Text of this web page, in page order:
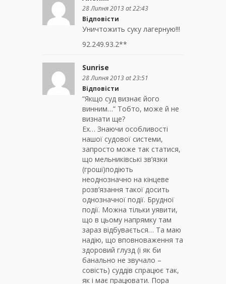
28 Липня 2013 at 22:43
Відповісти
Уничтожить суку лагерную!!!
92.249.93.2**
Sunrise
28 Липня 2013 at 23:51
Відповісти
“Якщо суд визнає його
винним…” Тобто, може й не
визнати ще?
Ех… Знаючи особливості
нашої судової системи,
запросто може так статися,
що мельниківські зв’язки
(гроші)подіють
неоднозначно на кінцеве
розв’язання такої досить
однозначної події. Брудної
події. Можна тільки уявити,
що в цьому напрямку там
зараз відбувається… Та маю
надію, що вповноваження та
здоровий глузд (і як би
банально не звучало –
совість) суддів спрацює так,
як і має працювати. Пора